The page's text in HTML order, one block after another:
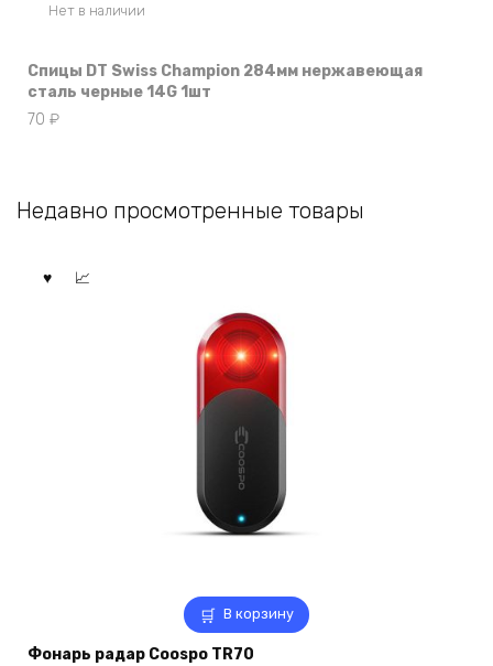
Нет в наличии
Спицы DT Swiss Champion 284мм нержавеющая
сталь черные 14G 1шт
70 ₽
Недавно просмотренные товары
В корзину
Фонарь радар Coospo TR70